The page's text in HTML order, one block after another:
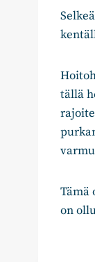
tällä
Tämä
on